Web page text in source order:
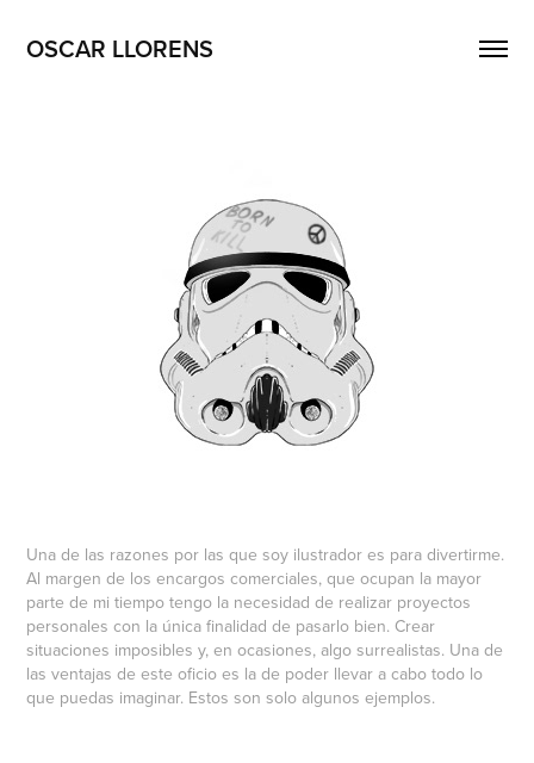
OSCAR LLORENS
Una de las razones por las que soy ilustrador es para divertirme.
Al margen de los encargos comerciales, que ocupan la mayor
parte de mi tiempo tengo la necesidad de realizar proyectos
personales con la única finalidad de pasarlo bien. Crear
situaciones imposibles y, en ocasiones, algo surrealistas. Una de
las ventajas de este oficio es la de poder llevar a cabo todo lo
que puedas imaginar. Estos son solo algunos ejemplos.